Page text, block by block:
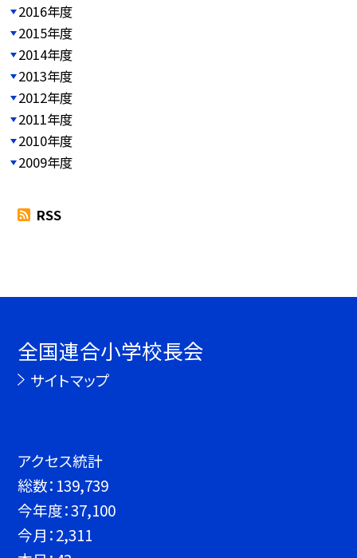
2016年度
2015年度
2014年度
2013年度
2012年度
2011年度
2010年度
2009年度
RSS
全国連合小学校長会
サイトマップ
アクセス統計
総数： 139,739
今年度：37,100
今月：2,311